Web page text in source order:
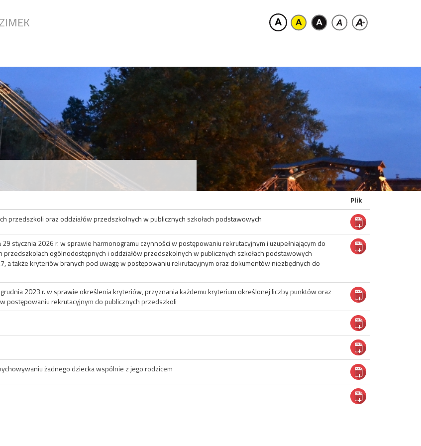
Plik
przedszkoli oraz oddziałów przedszkolnych w publicznych szkołach podstawowych
29 stycznia 2026 r. w sprawie harmonogramu czynności w postępowaniu rekrutacyjnym i uzupełniającym do
ogólnodostępnych i oddziałów przedszkolnych w publicznych szkołach podstawowych
także kryteriów branych pod uwagę w postępowaniu rekrutacyjnym oraz dokumentów niezbędnych do
grudnia 2023 r. w sprawie określenia kryteriów, przyznania każdemu kryterium określonej liczby punktów oraz
postępowaniu rekrutacyjnym do publicznych przedszkoli
żadnego dziecka wspólnie z jego rodzicem